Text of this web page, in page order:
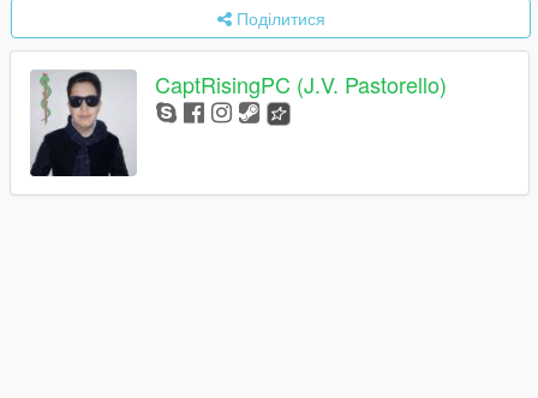
Поділитися
CaptRisingPC (J.V. Pastorello)